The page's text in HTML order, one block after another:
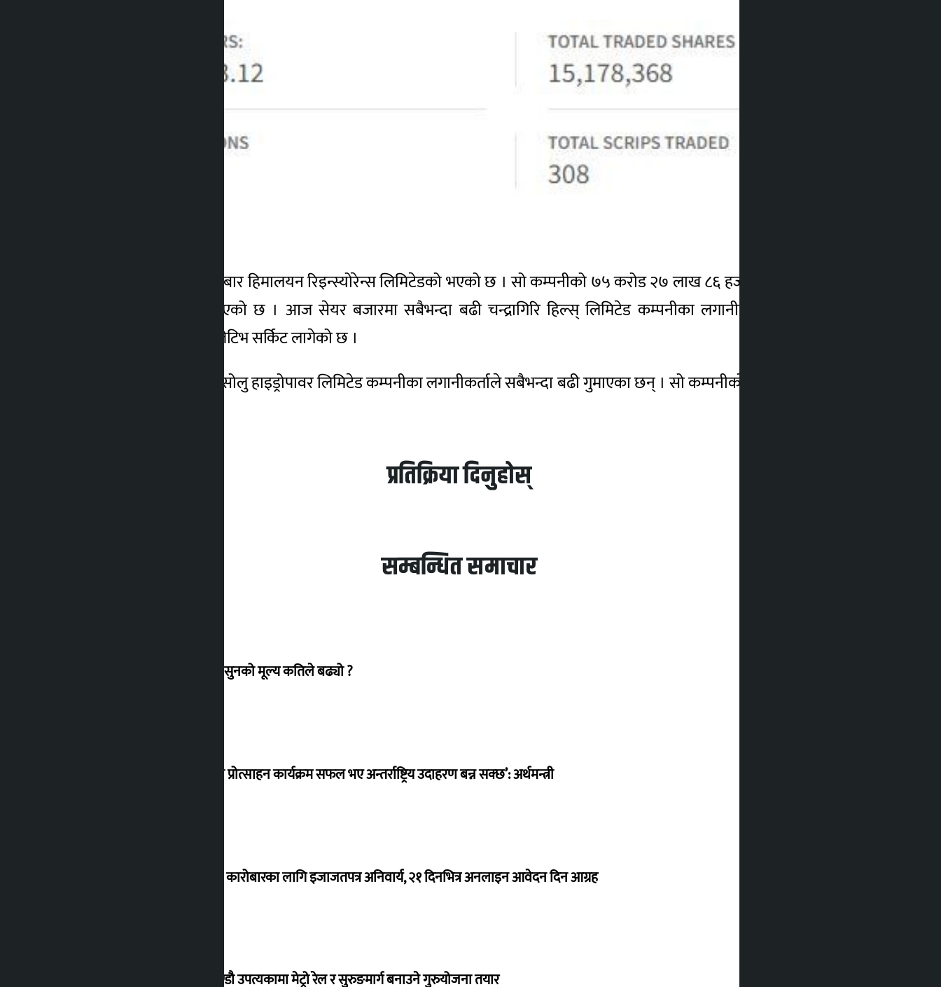
मंगलबार सबैभन्दा बढी कारोबार हिमालयन रिइन्स्योरेन्स लिमिटेडको भएको छ । सो कम्पनीको ७५ करोड २७ लाख ८६ हजार ९ सय १८ रुपैयाँ २० पैसा
बराबरको सेयर कारोबार भएको छ । आज सेयर बजारमा सबैभन्दा बढी चन्द्रागिरि हिल्स् लिमिटेड कम्पनीका लगानीकर्ताले कमाएका छन् । सो
कम्पानीको सेयर मुल्यमा पोजेटिभ सर्किट लागेको छ ।
त्यसैगरी, सेयर बजारमा मिड सोलु हाइड्रोपावर लिमिटेड कम्पनीका लगानीकर्ताले सबैभन्दा बढी गुमाएका छन् । सो कम्पनीको सेयर मुल्य ८.३५ प्रतिशतले
प्रतिक्रिया दिनुहोस्
सम्बन्धित समाचार
शुक्रबार सुनको मूल्य कतिले बढ्यो ?
‘करदाता प्रोत्साहन कार्यक्रम सफल भए अन्तर्राष्ट्रिय उदाहरण बन्न सक्छ’: अर्थमन्त्री
घरजग्गा कारोबारका लागि इजाजतपत्र अनिवार्य, २१ दिनभित्र अनलाइन आवेदन दिन आग्रह
काठमाण्डौ उपत्यकामा मेट्रो रेल र सुरुङमार्ग बनाउने गुरुयोजना तयार